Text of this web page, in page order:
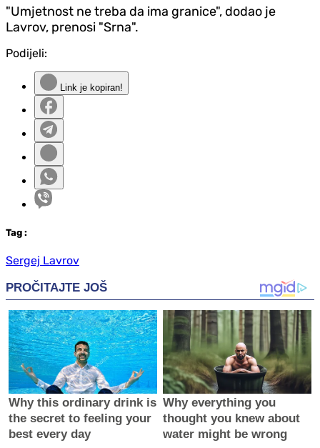
"Umjetnost ne treba da ima granice", dodao je
Lavrov, prenosi "Srna".
Podijeli:
Link je kopiran!
Tag :
Sergej Lavrov